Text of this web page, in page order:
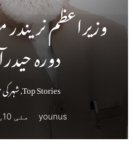
وزیراعظم
دورہ
Top Stories
,شہر
younus مئی 10, 2026